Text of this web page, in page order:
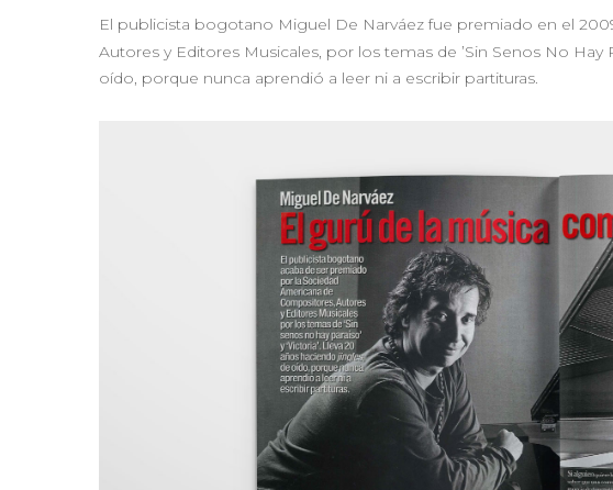
El publicista bogotano Miguel De Narváez fue premiado en el
Autores y Editores Musicales, por los temas de ’Sin Senos No Hay
oído, porque nunca aprendió a leer ni a escribir partituras.